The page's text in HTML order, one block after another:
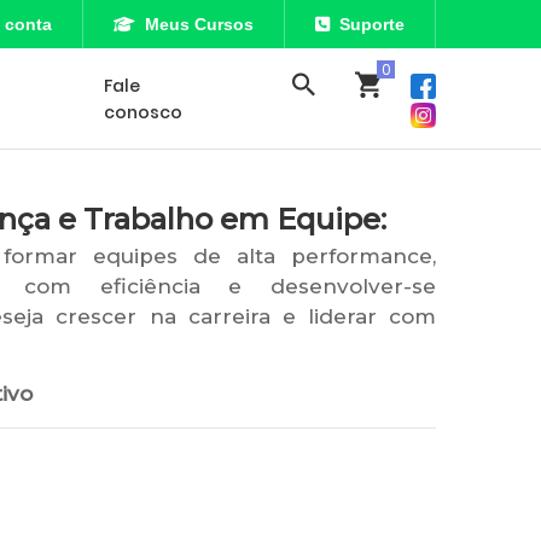
conta Meus Cursos Suporte
Fale
conosco
e Trabalho em Equipe:
equipes de alta performance,
com eficiência e desenvolver-se
crescer na carreira e liderar com